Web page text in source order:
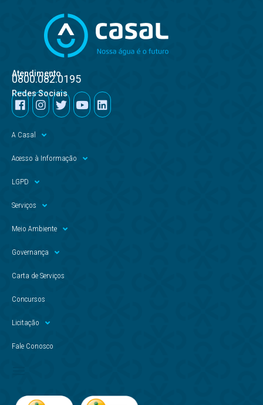
Atendimento
0800.082.0195
Redes Sociais
A Casal
Acesso à Informação
LGPD
Serviços
Meio Ambiente
Governança
Carta de Serviços
Concursos
Licitação
Fale Conosco